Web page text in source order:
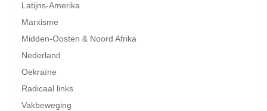
Latijns-Amerika
Marxisme
Midden-Oosten & Noord Afrika
Nederland
Oekraïne
Radicaal links
Vakbeweging